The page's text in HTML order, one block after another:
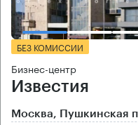
БЕЗ КОМИССИИ
Бизнес-центр
Известия
Москва, Пушкинская